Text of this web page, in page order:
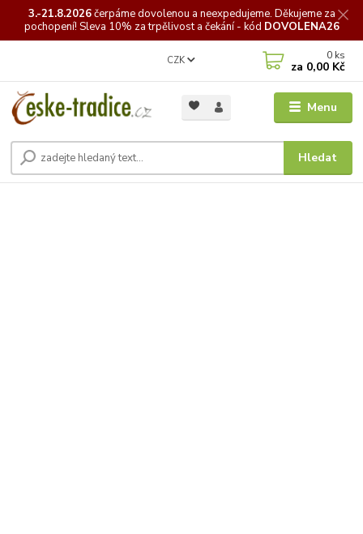
3.-21.8.2026čerpámedovolenou a neexpedujeme. Děkujeme za
pochopení! Sleva 10% za trpělivost a čekání - kód DOVOLENA26
Menu
CZK
Hledat
0 ks
za 0,00 Kč